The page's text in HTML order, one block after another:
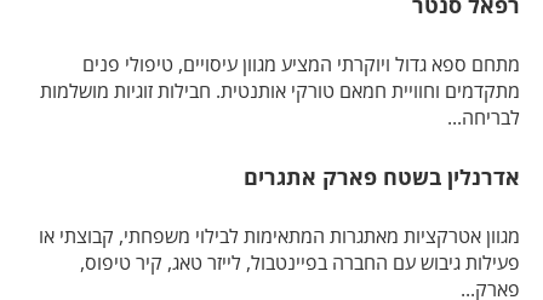
מתחם ספא גדול ויוקרתי המציע מגוון עיסויים, טיפולי פנים
מתקדמים וחוויית חמאם טורקי אותנטית. חבילות זוגיות מושלמות
לבריחה...
אדרנלין בשטח פארק אתגרים
מגוון אטרקציות מאתגרות המתאימות לבילוי משפחתי, קבוצתי או
פעילות גיבוש עם החברה בפיינטבול, לייזר טאג, קיר טיפוס,
פארק...